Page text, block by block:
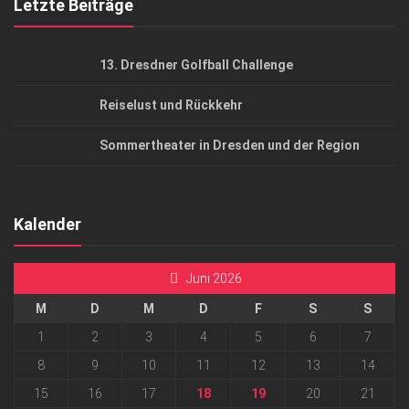
Letzte Beiträge
13. Dresdner Golfball Challenge
Reiselust und Rückkehr
Sommertheater in Dresden und der Region
Kalender
Juni 2026
M D M D F S
S
1
2 3 4 5 6
7
8
9 10 11 12 13
14
15
16 17 18 19 20 21